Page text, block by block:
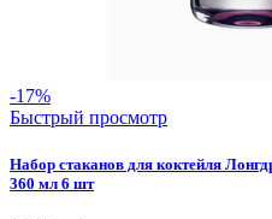
-17%
Быстрый просмотр
Набор стаканов для коктейля
360 мл 6 шт